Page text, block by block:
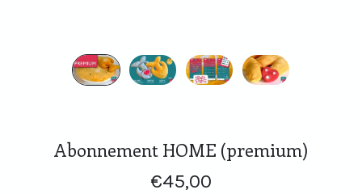
Abonnement HOME (premium)
€45,00